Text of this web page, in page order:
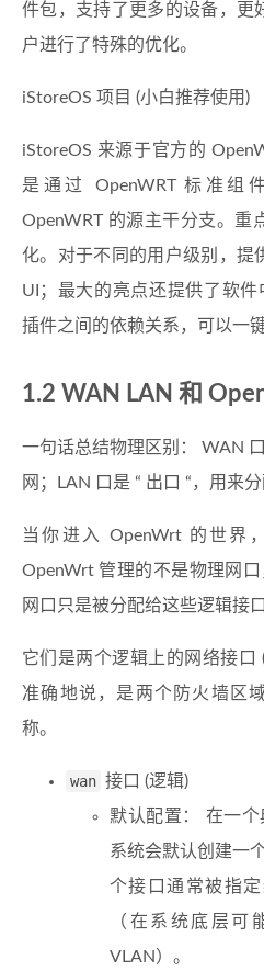
件包，支持了更多的设备，更
户进行了特殊的优化。
iStoreOS 项目 (小白推荐使用)
iStoreOS 来源于官方的
是通过 OpenWRT 标准组
OpenWRT 的源主干分支。重
化。对于不同的用户级别，提
UI；最大的亮点还提供了软
插件之间的依赖关系，可以一
1.2 WAN LAN 和
一句话总结物理区别： WAN
网；LAN 口是 “ 出口 “，用来
当你进入 OpenWrt 的世界
OpenWrt 管理的不是物理网
网口只是被分配给这些逻辑接
它们是两个逻辑上的网络接口
准确地说，是两个防火墙区
称。
wan 接口 (逻辑)
默认配置： 在一个
系统会默认创建一
个接口通常被指
（在系统底层可
VLAN）。